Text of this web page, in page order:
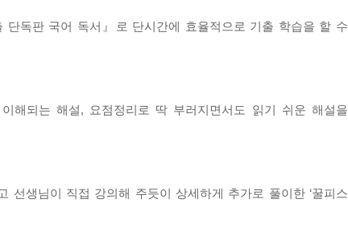
독판 국어 독서』로 단시간에 효율적으로 기출 학습을 할 수
해되는 해설, 요점정리로 딱 부러지면서도 읽기 쉬운 해설을
선생님이 직접 강의해 주듯이 상세하게 추가로 풀이한 ‘꿀피스